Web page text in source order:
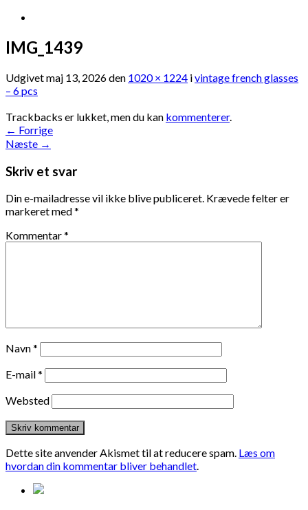
IMG_1439
Udgivetmaj 13, 2026den 1020 × 1224 ivintage french glasses
– 6 pcs
Trackbacks er lukket, men du kan kommenterer.
← Forrige
Næste →
Skriv et svar
Din e-mailadresse vil ikke blive publiceret. Krævede felter er
markeret med*
Kommentar*
Navn*
E-mail*
Websted
Dette site anvender Akismet til at reducere spam. Læs om
hvordan din kommentar bliver behandlet.